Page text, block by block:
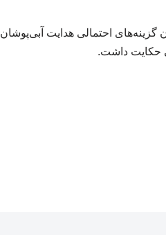
احتمالی هدایت آبی‌پوشان
حکایت داشت.